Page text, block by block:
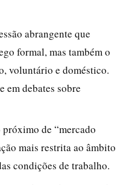
abrangente que
formal, mas também o
voluntário e doméstico.
em debates sobre
de “mercado
mais restrita ao âmbito
condições de trabalho.